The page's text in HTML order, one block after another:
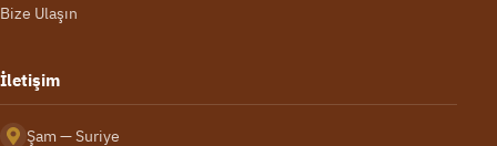
Bize Ulaşın
İletişim
Şam — Suriye